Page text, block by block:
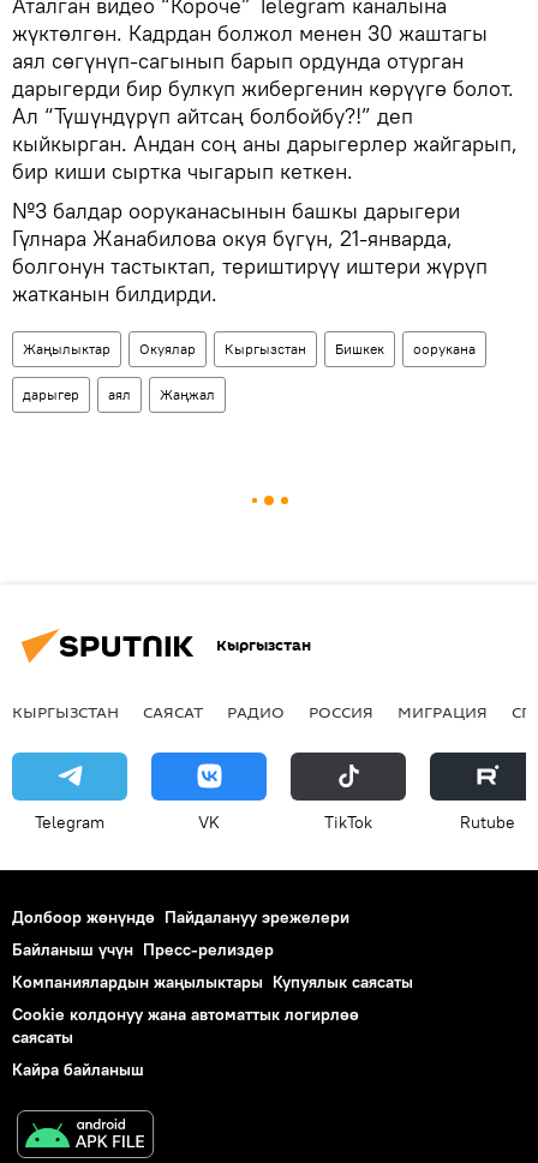
жүктөлгөн. Кадрдан болжол менен 30 жаштагы
аял сөгүнүп-сагынып барып ордунда отурган
дарыгерди бир булкуп жибергенин көрүүгө болот.
Ал “Түшүндүрүп айтсаң болбойбу?!” деп
кыйкырган. Андан соң аны дарыгерлер жайгарып,
бир киши сыртка чыгарып кеткен.
№3 балдар ооруканасынын башкы дарыгери
Гүлнара Жанабилова окуя бүгүн, 21-январда,
болгонун тастыктап, териштирүү иштери жүрүп
жатканын билдирди.
Жаңылыктар Окуялар Кыргызстан Бишкек оорукана
дарыгер аял Жаңжал
Кыргызстан
КЫРГЫЗСТАН САЯСАТ РАДИО РОССИЯ МИГРАЦИЯ
Telegram VK ТikТоk Rutube
Долбоор жөнүндө Пайдалануу эрежелери
Байланыш үчүн Пресс-релиздер
Компаниялардын жаңылыктары Купуялык саясаты
Cookie колдонуу жана автоматтык логирлөө
саясаты
Кайра байланыш